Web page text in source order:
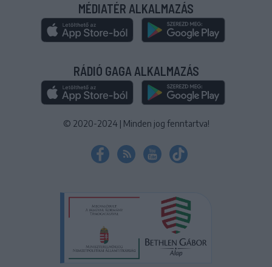
MÉDIATÉR ALKALMAZÁS
RÁDIÓ GAGA ALKALMAZÁS
© 2020-2024 | Minden jog fenntartva!